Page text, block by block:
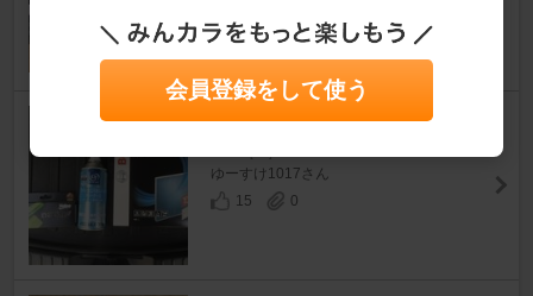
スノータイガーさん
エアコンの気になる臭い対策
ゆーすけ1017さん
15
0
会員登録をして使う